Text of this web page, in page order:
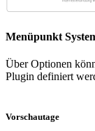
Menüpunkt
Über Optionen
Plugin definiert
Vorschautage